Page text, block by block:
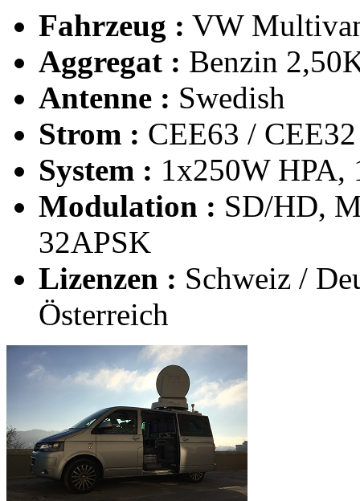
Fahrzeug : VW
Aggregat : Benzin
Antenne : Swedish
Strom : CEE63 /
System : 1x250W HPA,
Modulation : SD/HD,
32APSK
Lizenzen : Schweiz /
Österreich